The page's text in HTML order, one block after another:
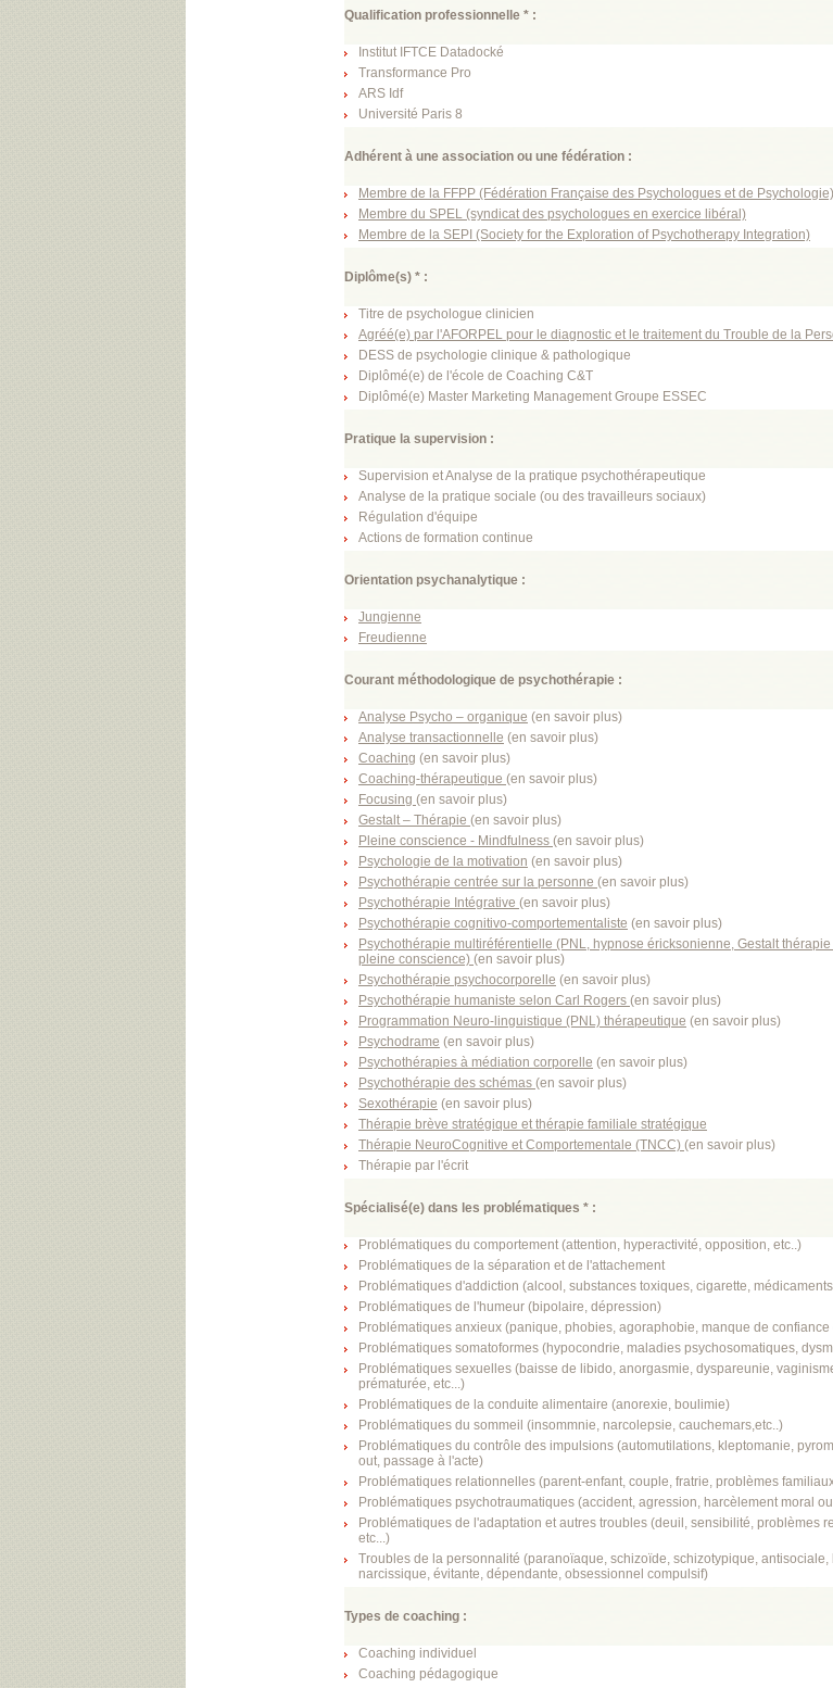
Qualification professionnelle * :
Institut IFTCE Datadocké
Transformance Pro
ARS Idf
Université Paris 8
Adhérent à une association ou une fédération :
Membre de la FFPP (Fédération Française des Psychologues et de
Membre du SPEL (syndicat des psychologues en exercice libéral)
Membre de la SEPI (Society for the Exploration of Psychotherapy Integration)
Diplôme(s) * :
Titre de psychologue clinicien
Agréé(e) par l'AFORPEL pour le diagnostic et le traitement du Trouble de la
DESS de psychologie clinique & pathologique
Diplômé(e) de l'école de Coaching C&T
Diplômé(e) Master Marketing Management Groupe ESSEC
Pratique la supervision :
Supervision et Analyse de la pratique psychothérapeutique
Analyse de la pratique sociale (ou des travailleurs sociaux)
Régulation d'équipe
Actions de formation continue
Orientation psychanalytique :
Jungienne
Freudienne
Courant méthodologique de psychothérapie :
Analyse Psycho – organique (en savoir plus)
Analyse transactionnelle (en savoir plus)
Coaching (en savoir plus)
Coaching-thérapeutique (en savoir plus)
Focusing (en savoir plus)
Gestalt – Thérapie (en savoir plus)
Pleine conscience - Mindfulness (en savoir plus)
Psychologie de la motivation (en savoir plus)
Psychothérapie centrée sur la personne (en savoir plus)
Psychothérapie Intégrative (en savoir plus)
Psychothérapie cognitivo-comportementaliste (en savoir plus)
Psychothérapie multiréférentielle (PNL, hypnose éricksonienne, Gestalt
pleine conscience) (en savoir plus)
Psychothérapie psychocorporelle (en savoir plus)
Psychothérapie humaniste selon Carl Rogers (en savoir plus)
Programmation Neuro-linguistique (PNL) thérapeutique (en savoir plus)
Psychodrame (en savoir plus)
Psychothérapies à médiation corporelle (en savoir plus)
Psychothérapie des schémas (en savoir plus)
Sexothérapie (en savoir plus)
Thérapie brève stratégique et thérapie familiale stratégique
Thérapie NeuroCognitive et Comportementale (TNCC) (en savoir plus)
Thérapie par l'écrit
Spécialisé(e) dans les problématiques * :
Problématiques du comportement (attention, hyperactivité, opposition, etc..)
Problématiques de la séparation et de l'attachement
Problématiques d'addiction (alcool, substances toxiques, cigarette,
Problématiques de l'humeur (bipolaire, dépression)
Problématiques anxieux (panique, phobies, agoraphobie, manque de confiance
Problématiques somatoformes (hypocondrie, maladies psychosomatiques,
Problématiques sexuelles (baisse de libido, anorgasmie, dyspareunie,
prématurée, etc...)
Problématiques de la conduite alimentaire (anorexie, boulimie)
Problématiques du sommeil (insommnie, narcolepsie, cauchemars,etc..)
Problématiques du contrôle des impulsions (automutilations, kleptomanie,
out, passage à l'acte)
Problématiques relationnelles (parent-enfant, couple, fratrie, problèmes
Problématiques psychotraumatiques (accident, agression, harcèlement moral
Problématiques de l'adaptation et autres troubles (deuil, sensibilité, problèmes
etc...)
Troubles de la personnalité (paranoïaque, schizoïde, schizotypique,
narcissique, évitante, dépendante, obsessionnel compulsif)
Types de coaching :
Coaching individuel
Coaching pédagogique